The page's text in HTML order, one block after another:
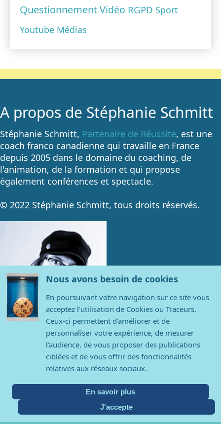
QuestionnementVidéo RGPD Sport
Youtube Médias
A propos de Stéphanie Schmitt
Stéphanie Schmitt, Partenaire de Réussite, est une
coach franco canadienne qui travaille en France
depuis 2005 dans le domaine du coaching, de
l'animation, de la formation et qui propose
également conférences et spectacle.
© 2022 Stéphanie Schmitt, tous droits réservés.
Contact
Stéphanie Schmitt
contact@stephanieschmitt.com
Nous avons besoin de cookies
En poursuivant votre navigation sur ce site vous
acceptez l'utilisation de Cookies ou Traceurs.
Ceux-ci permettent d'améliorer et de
personnaliser votre expérience, de mesurer
l'audience, de vous proposer des publications
ciblées et de vous offrir des fonctionnalités
relatives aux réseaux sociaux.
En savoir plus
J'accepte